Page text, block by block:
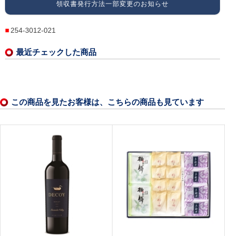
領収書発行方法一部変更のお知らせ
254-3012-021
最近チェックした商品
この商品を見たお客様は、こちらの商品も見ています